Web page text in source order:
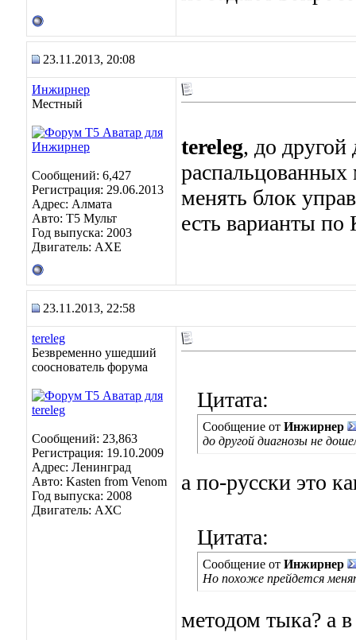
23.11.2013, 20:08
Инжирнер
Местный
Сообщений: 6,427
Регистрация: 29.06.2013
Адрес: Алмата
Авто: Т5 Мульт
Год выпуска: 2003
Двигатель: АХЕ
tereleg, до
менять блок
есть варианты
23.11.2013, 22:58
tereleg
Безвременно ушедший
сооснователь форума
Сообщений: 23,863
Регистрация: 19.10.2009
Адрес: Ленинград
Авто: Kasten from Venom
Год выпуска: 2008
Двигатель: АХС
Цитата:
Сообщение от Инжирнер
до другой диагнозы не
а по-русски это
Цитата:
Сообщение от Инжирнер
Но похоже прейдется
методом тыка? а